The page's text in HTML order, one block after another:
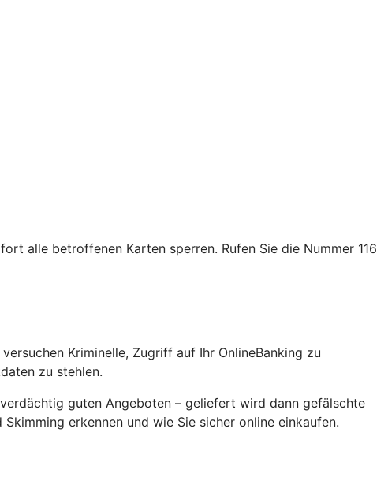
alle betroffenen Karten sperren. Rufen Sie die Nummer 116
Kriminelle, Zugriff auf Ihr OnlineBanking zu
zu stehlen.
guten Angeboten – geliefert wird dann gefälschte
erkennen und wie Sie sicher online einkaufen.